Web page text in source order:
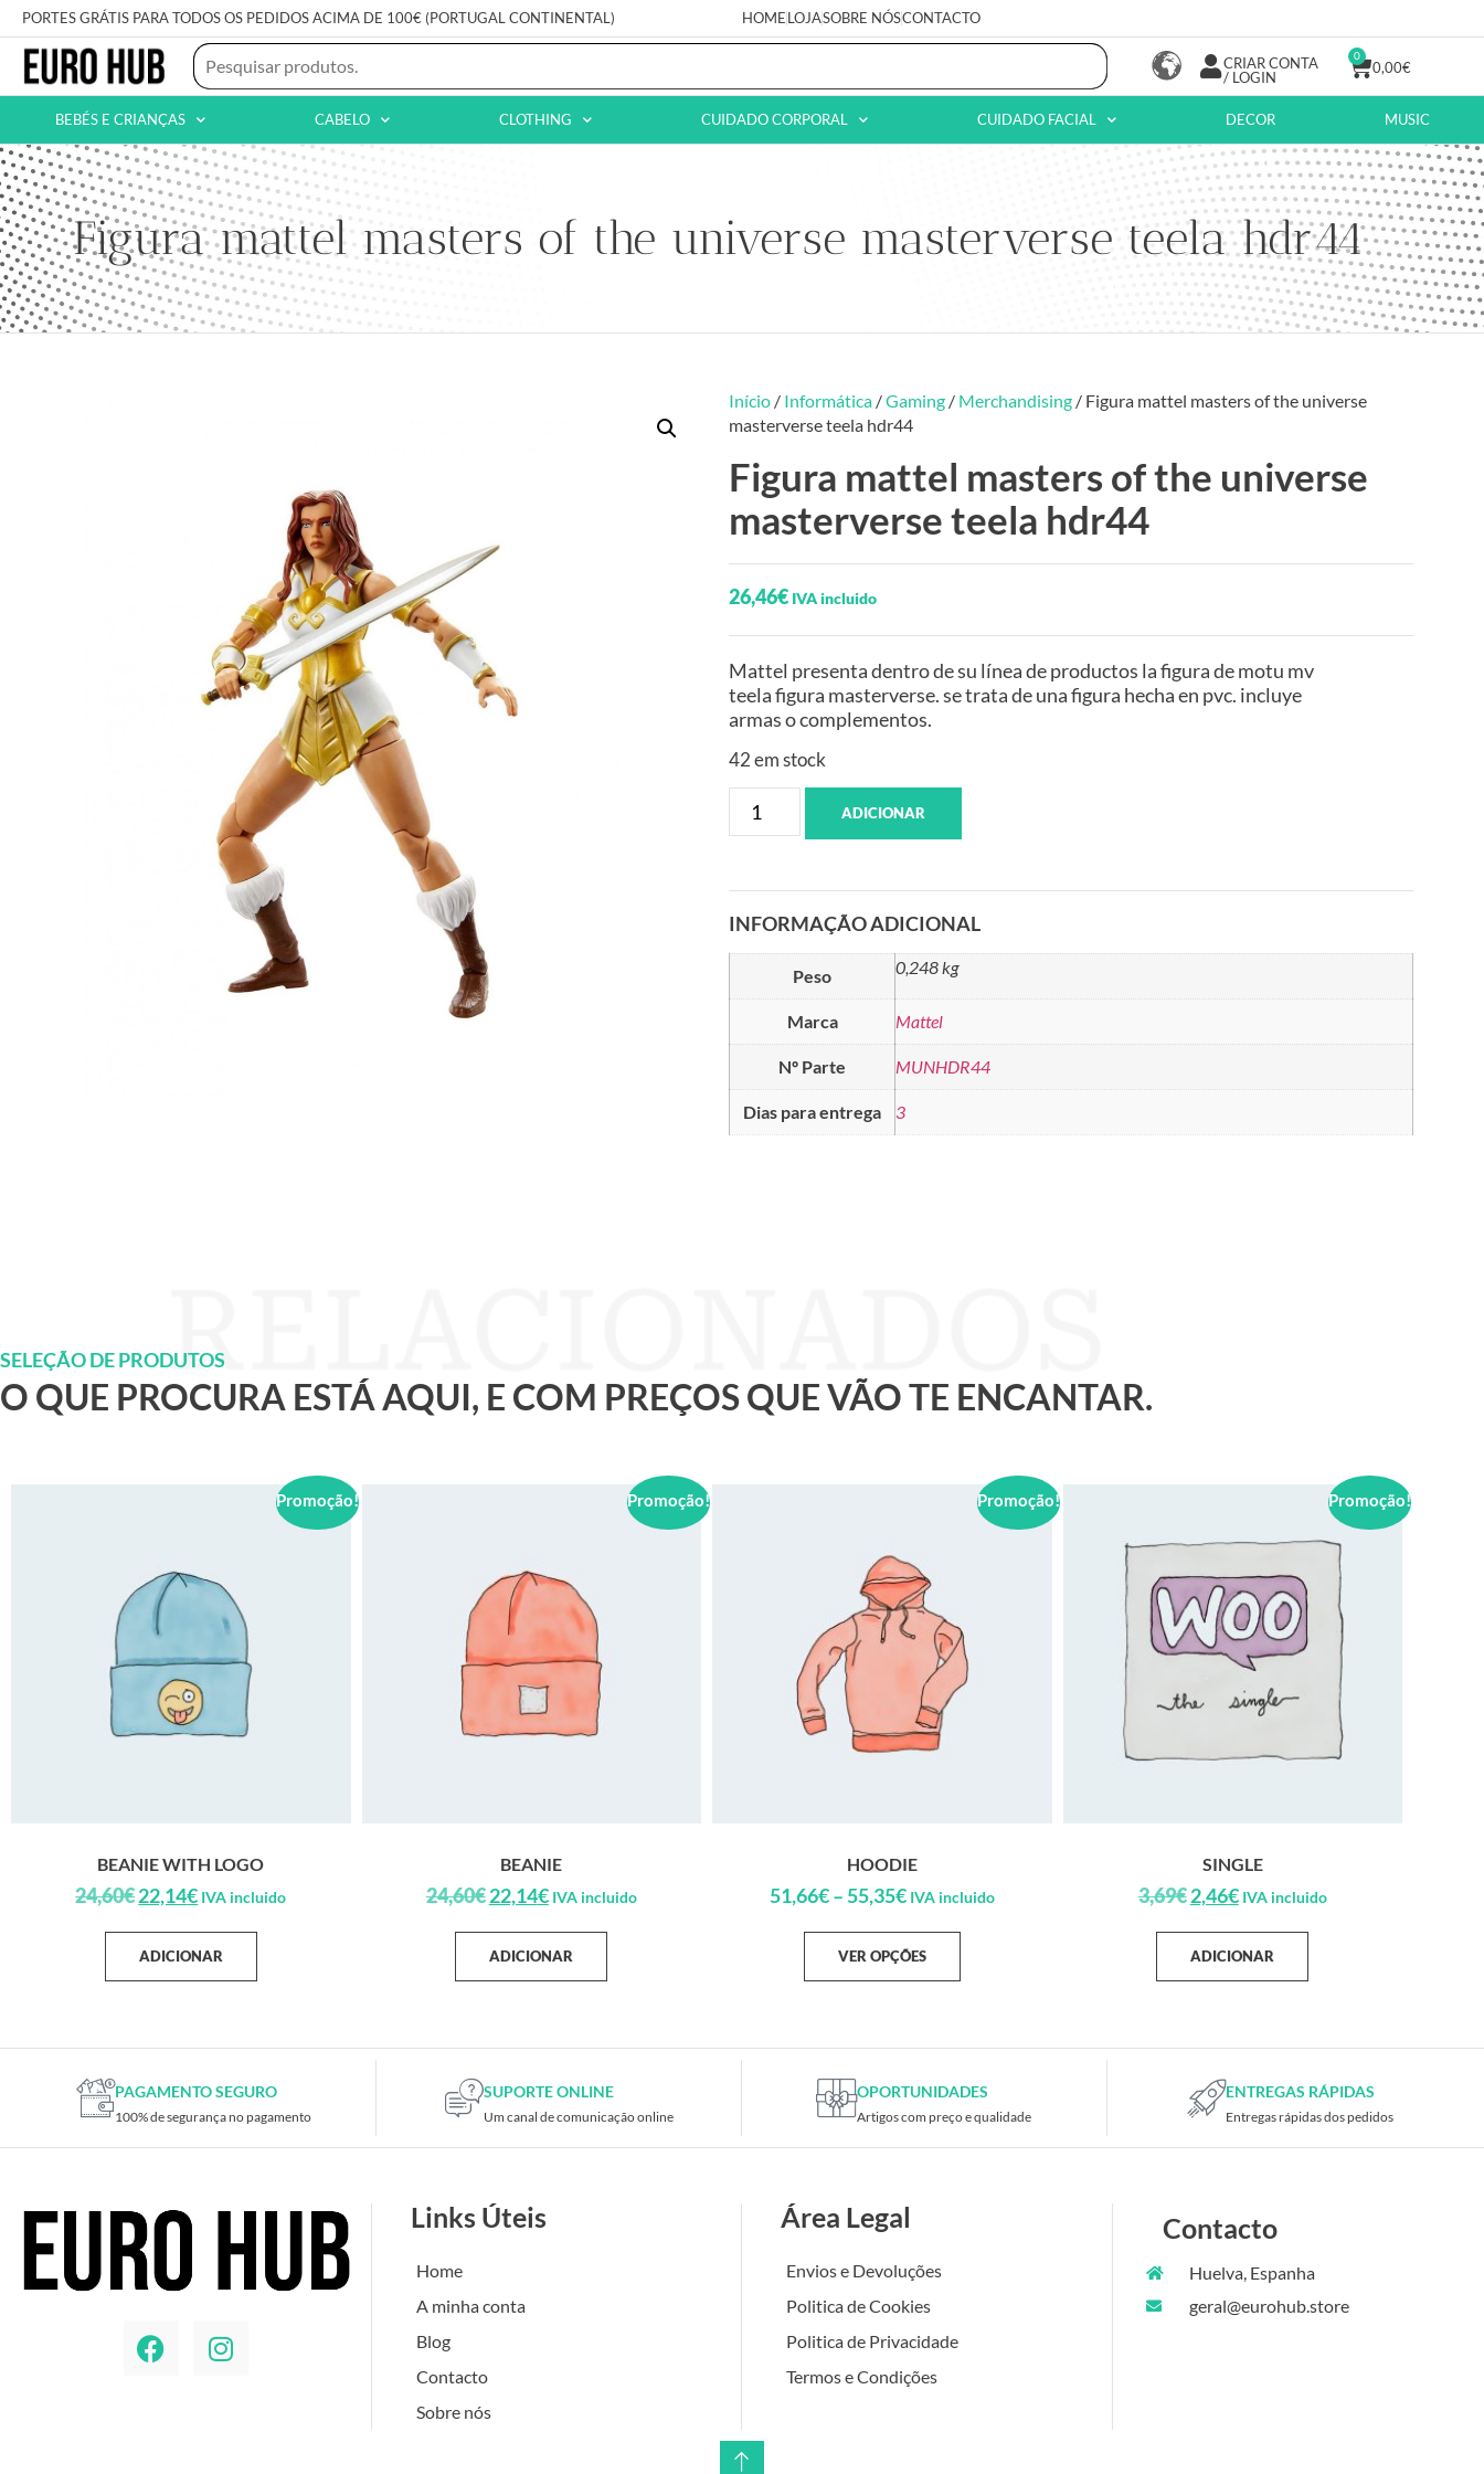
PORTES GRÁTIS PARA TODOS OS PEDIDOS ACIMA DE 100€ (PORTUGAL CONTINENTAL) HOMELOJASOBRE NÓSCONTACTO
CRIAR CONTA
/ LOGIN
0,00€
0
BEBÉS E CRIANÇAS CABELO CLOTHING CUIDADO CORPORAL CUIDADO FACIAL DECOR MUSIC
Figura mattel masters of the universe masterverse teela hdr44
Início / Informática /Gaming / Merchandising / Figura mattel masters of the universe
masterverse teela hdr44
Figura mattel masters of the universe
masterverse teela hdr44
26,46€ IVA incluido
Mattel presenta dentro de su línea de productos la figura de motu mv
teela figura masterverse. se trata de una figura hecha en pvc. incluye
armas o complementos.
42 em stock
ADICIONAR
INFORMAÇÃO ADICIONAL
Peso 0,248 kg
Marca Mattel
Nº Parte MUNHDR44
Dias para entrega 3
SELEÇÃO DE PRODUTOS
O QUE PROCURA ESTÁ AQUI, E COM PREÇOS QUE VÃO TE ENCANTAR.
Promoção!
BEANIE WITH LOGO
24,60€22,14€ IVA incluido
ADICIONAR
Promoção!
BEANIE
24,60€22,14€ IVA incluido
ADICIONAR
Promoção!
HOODIE
51,66€– 55,35€ IVA incluido
VER OPÇÕES
Promoção!
SINGLE
3,69€2,46€ IVA incluido
ADICIONAR
PAGAMENTO SEGURO
100% de segurança no pagamento
SUPORTE ONLINE
Um canal de comunicação online
OPORTUNIDADES
Artigos com preço e qualidade
ENTREGAS RÁPIDAS
Entregas rápidas dos pedidos
Links Úteis
Home
A minha conta
Blog
Contacto
Sobre nós
Área Legal
Envios e Devoluções
Politica de Cookies
Politica de Privacidade
Termos e Condições
Contacto
Huelva, Espanha
geral@eurohub.store